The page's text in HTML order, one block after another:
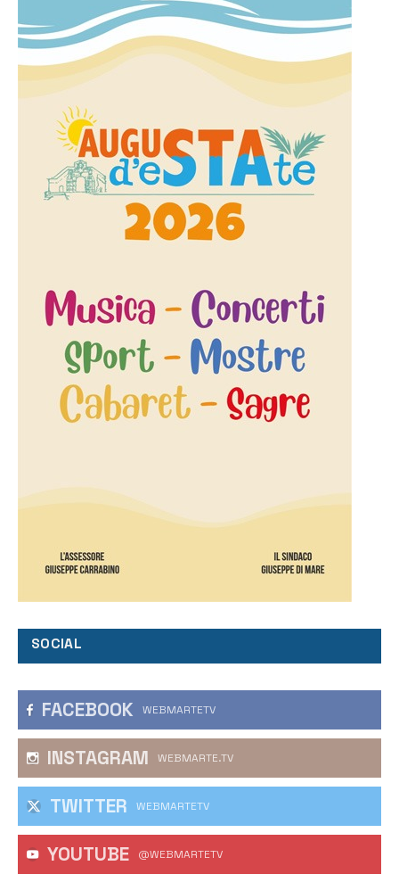
SOCIAL
FACEBOOK WEBMARTETV
INSTAGRAM WEBMARTE.TV
TWITTER WEBMARTETV
YOUTUBE @WEBMARTETV